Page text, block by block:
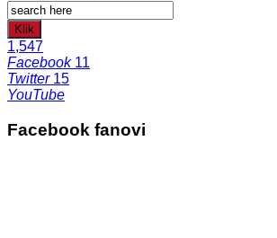
Klik
1,547
Facebook 11
Twitter 15
YouTube
Facebook fanovi